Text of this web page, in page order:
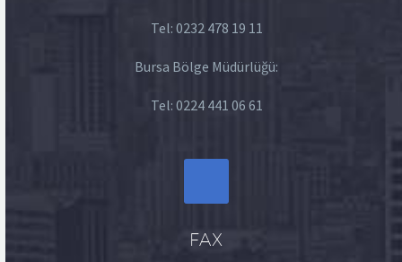
Tel: 0232 478 19 11
Bursa Bölge Müdürlüğü:
Tel: 0224 441 06 61
FAX